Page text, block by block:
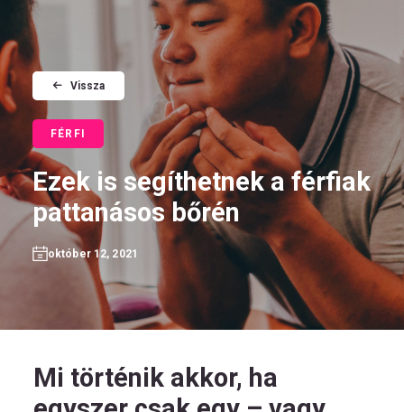
HU
Kövess
minket!
Vissza
FÉRFI
Ezek is segíthetnek a férfiak
pattanásos bőrén
október 12, 2021
Mi történik akkor, ha